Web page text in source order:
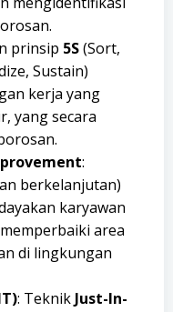
prinsip 5S(Sort,
Sustain)
kerja yang
yang secara
:
berkelanjutan)
karyawan
area
di lingkungan
: Teknik Just-In-